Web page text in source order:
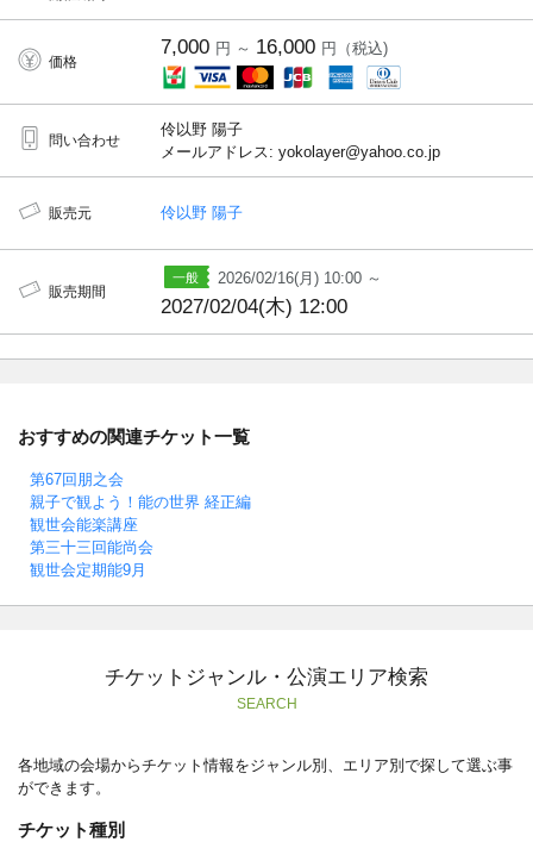
価格
7,000 円 ～ 16,000 円（税込)
問い合わせ
伶以野 陽子
メールアドレス: yokolayer@yahoo.co.jp
販売元 伶以野 陽子
販売期間
2026/02/16(月) 10:00 ～
2027/02/04(木) 12:00
おすすめの関連チケット一覧
第67回朋之会
親子で観よう！能の世界 経正編
観世会能楽講座
第三十三回能尚会
観世会定期能9月
チケットジャンル・公演エリア検索
SEARCH
各地域の会場からチケット情報をジャンル別、エリア別で探して選ぶ事
ができます。
チケット種別